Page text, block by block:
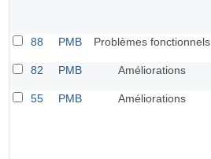
88 PMB Problèmes fonctionnels
82 PMB Améliorations
55 PMB Améliorations